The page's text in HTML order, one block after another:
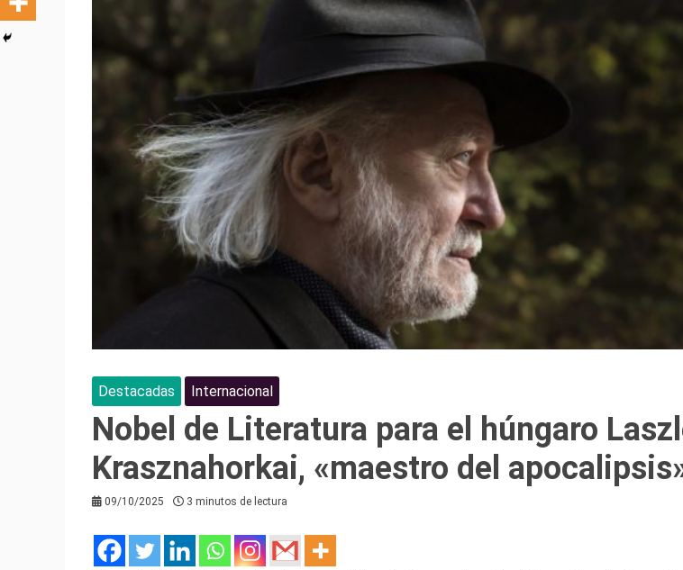
Destacadas Internacional
Nobel de Literatura para el húngaro
Krasznahorkai, «maestro del
09/10/2025 3 minutos de lectura